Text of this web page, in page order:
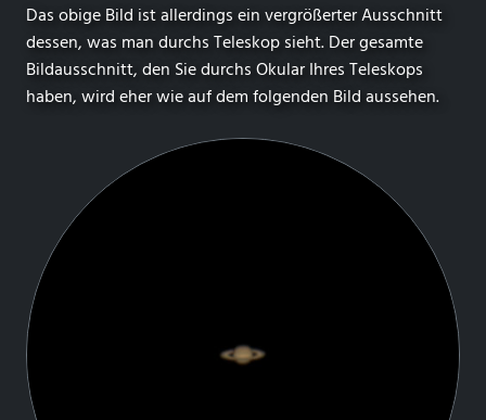
Das obige Bild ist allerdings ein vergrößerter Ausschnitt
dessen, was man durchs Teleskop sieht. Der gesamte
Bildausschnitt, den Sie durchs Okular Ihres Teleskops
haben, wird eher wie auf dem folgenden Bild aussehen.